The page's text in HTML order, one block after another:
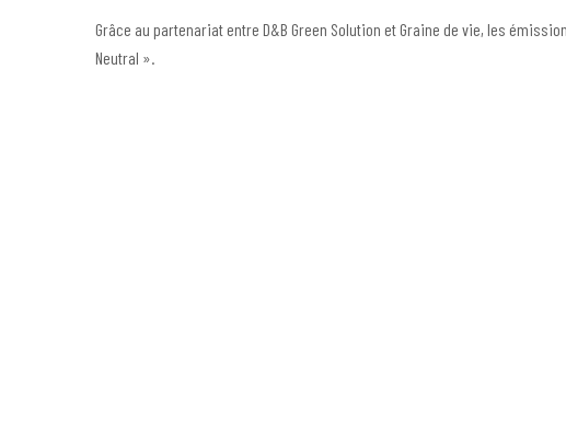
Grâce au partenariat entre D&B Green Solution et Graine de vie, les
Neutral ».